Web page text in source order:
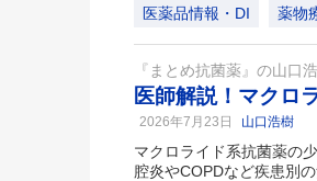
医薬品情報・DI 薬物
『まとめ抗菌薬』の山口
医師解説！マクロ
2026年7月23日 山口浩樹
マクロライド系抗菌薬の
腔炎やCOPDなど疾患別